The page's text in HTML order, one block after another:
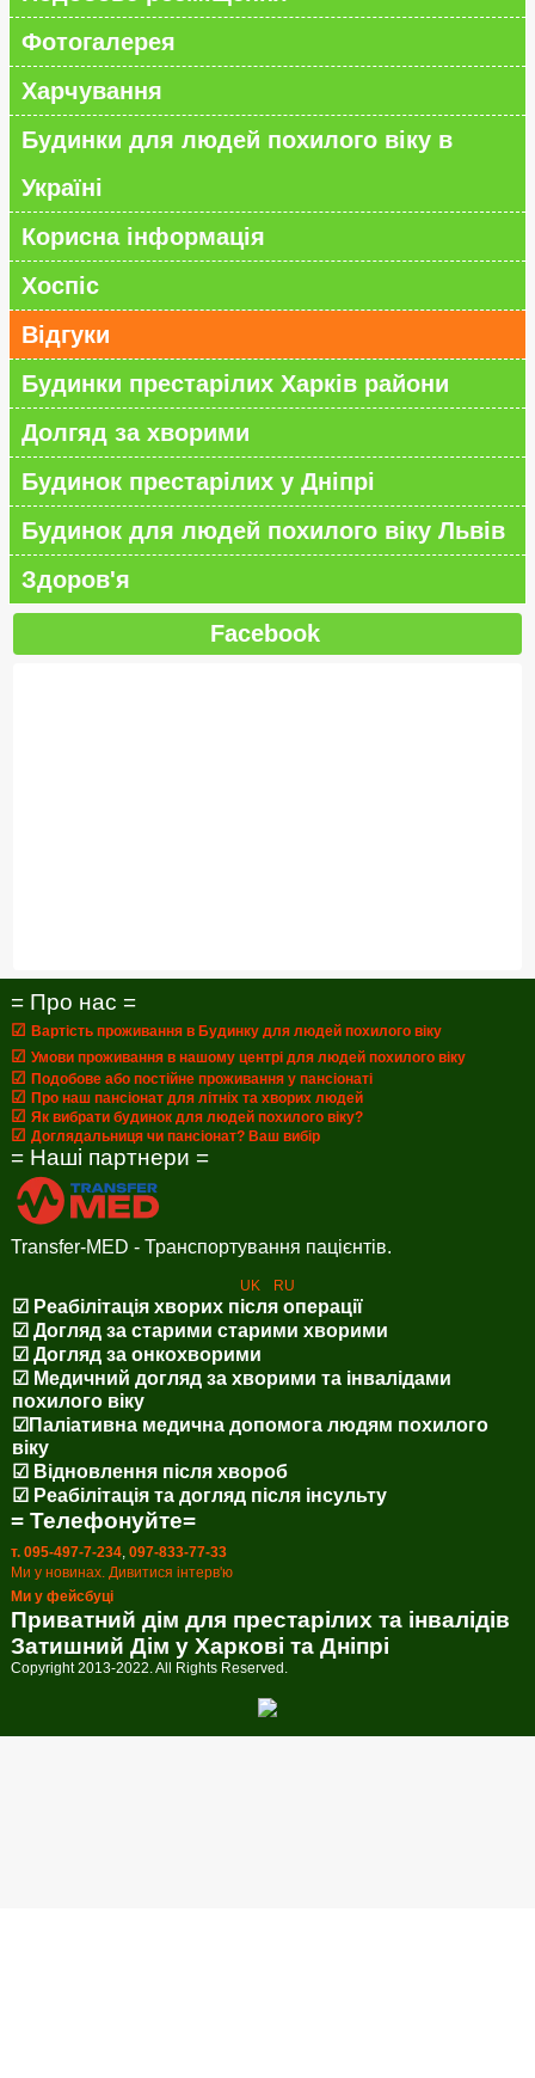
Фотогалерея
Харчування
Будинки для людей похилого віку в
Україні
Корисна інформація
Хоспіс
Відгуки
Будинки престарілих Харків райони
Долгяд за хворими
Будинок престарілих у Дніпрі
Будинок для людей похилого віку Львів
Здоров'я
Facebook
= Про нас =
☑ Вартість проживання в Будинку для людей похилого віку
☑ Умови проживання в нашому центрі для людей похилого віку
☑ Подобове або постійне проживання у пансіонаті
☑ Про наш пансіонат для літніх та хворих людей
☑ Як вибрати будинок для людей похилого віку?
☑ Доглядальниця чи пансіонат? Ваш вибір
= Наші партнери =
Transfer-MED - Транспортування пацієнтів.
UK RU
☑ Реабілітація хворих після операції
☑ Догляд за старими старими хворими
☑ Догляд за онкохворими
☑ Медичний догляд за хворими та інвалідами
похилого віку
☑Паліативна медична допомога людям похилого
віку
☑ Відновлення після хвороб
☑ Реабілітація та догляд після інсульту
= Телефонуйте=
т. 095-497-7-234, 097-833-77-33
Ми у новинах. Дивитися інтерв'ю
Ми у фейсбуці
Приватний дім для престарілих та інвалідів
Затишний Дім у Харкові та Дніпрі
Copyright 2013-2022. All Rights Reserved.